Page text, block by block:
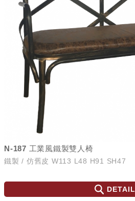
N-187 工業風鐵製雙人椅
鐵製 / 仿舊皮 W113 L48 H91 SH47
DETAIL